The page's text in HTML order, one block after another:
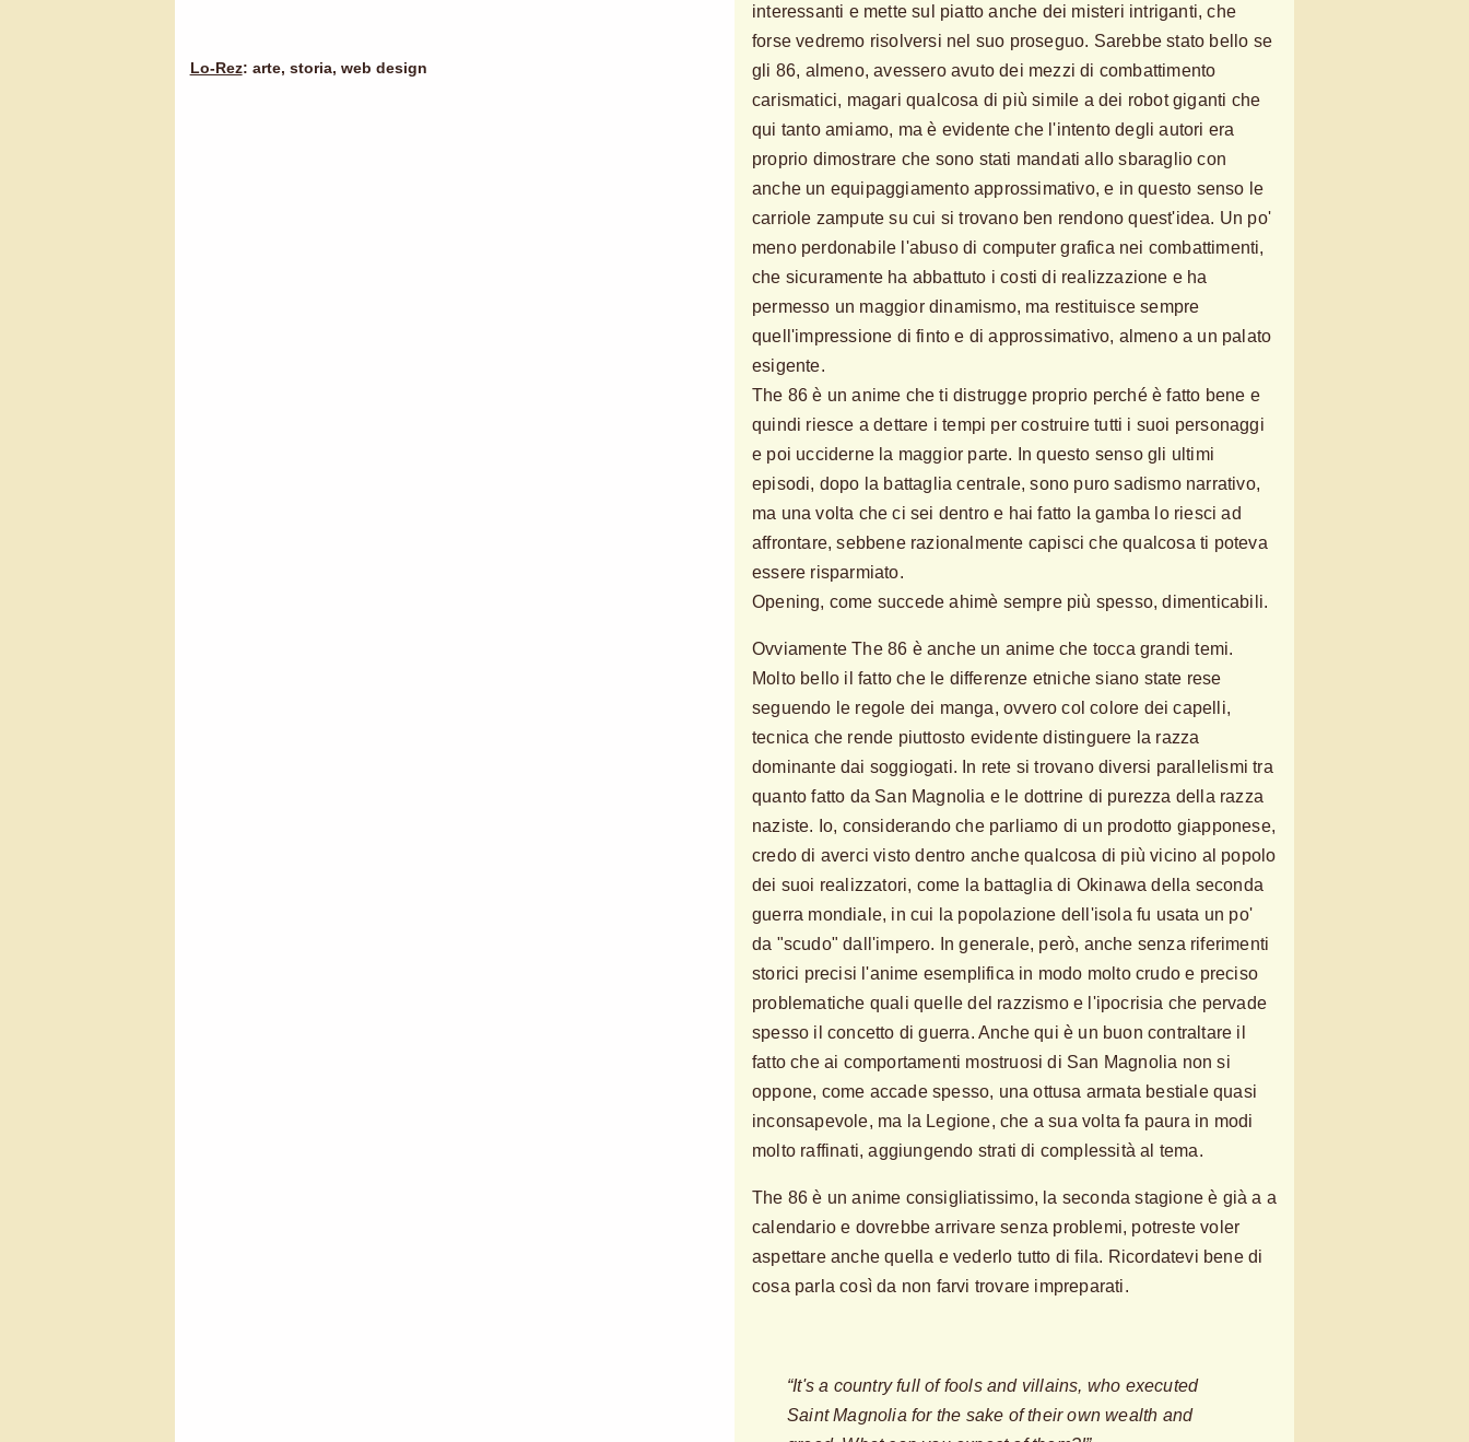
Lo-Rez: arte, storia, web design
interessanti e mette sul piatto anche dei misteri intriganti, che
forse vedremo risolversi nel suo proseguo. Sarebbe stato bello se
gli 86, almeno, avessero avuto dei mezzi di combattimento
carismatici, magari qualcosa di più simile a dei robot giganti che
qui tanto amiamo, ma è evidente che l'intento degli autori era
proprio dimostrare che sono stati mandati allo sbaraglio con
anche un equipaggiamento approssimativo, e in questo senso le
carriole zampute su cui si trovano ben rendono quest'idea. Un po'
meno perdonabile l'abuso di computer grafica nei combattimenti,
che sicuramente ha abbattuto i costi di realizzazione e ha
permesso un maggior dinamismo, ma restituisce sempre
quell'impressione di finto e di approssimativo, almeno a un palato
esigente.
The 86 è un anime che ti distrugge proprio perché è fatto bene e
quindi riesce a dettare i tempi per costruire tutti i suoi personaggi
e poi ucciderne la maggior parte. In questo senso gli ultimi
episodi, dopo la battaglia centrale, sono puro sadismo narrativo,
ma una volta che ci sei dentro e hai fatto la gamba lo riesci ad
affrontare, sebbene razionalmente capisci che qualcosa ti poteva
essere risparmiato.
Opening, come succede ahimè sempre più spesso, dimenticabili.
Ovviamente The 86 è anche un anime che tocca grandi temi.
Molto bello il fatto che le differenze etniche siano state rese
seguendo le regole dei manga, ovvero col colore dei capelli,
tecnica che rende piuttosto evidente distinguere la razza
dominante dai soggiogati. In rete si trovano diversi parallelismi tra
quanto fatto da San Magnolia e le dottrine di purezza della razza
naziste. Io, considerando che parliamo di un prodotto giapponese,
credo di averci visto dentro anche qualcosa di più vicino al popolo
dei suoi realizzatori, come la battaglia di Okinawa della seconda
guerra mondiale, in cui la popolazione dell'isola fu usata un po'
da "scudo" dall'impero. In generale, però, anche senza riferimenti
storici precisi l'anime esemplifica in modo molto crudo e preciso
problematiche quali quelle del razzismo e l'ipocrisia che pervade
spesso il concetto di guerra. Anche qui è un buon contraltare il
fatto che ai comportamenti mostruosi di San Magnolia non si
oppone, come accade spesso, una ottusa armata bestiale quasi
inconsapevole, ma la Legione, che a sua volta fa paura in modi
molto raffinati, aggiungendo strati di complessità al tema.
The 86 è un anime consigliatissimo, la seconda stagione è già a a
calendario e dovrebbe arrivare senza problemi, potreste voler
aspettare anche quella e vederlo tutto di fila. Ricordatevi bene di
cosa parla così da non farvi trovare impreparati.
“It's a country full of fools and villains, who executed
Saint Magnolia for the sake of their own wealth and